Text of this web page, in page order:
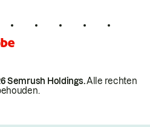
Semrush Holdings.Alle rechten